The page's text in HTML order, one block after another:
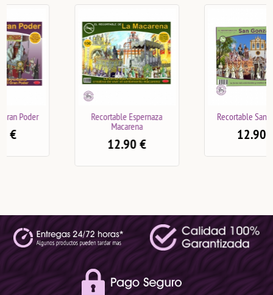
Recortable Espernaza
Recortable San Gonzalo